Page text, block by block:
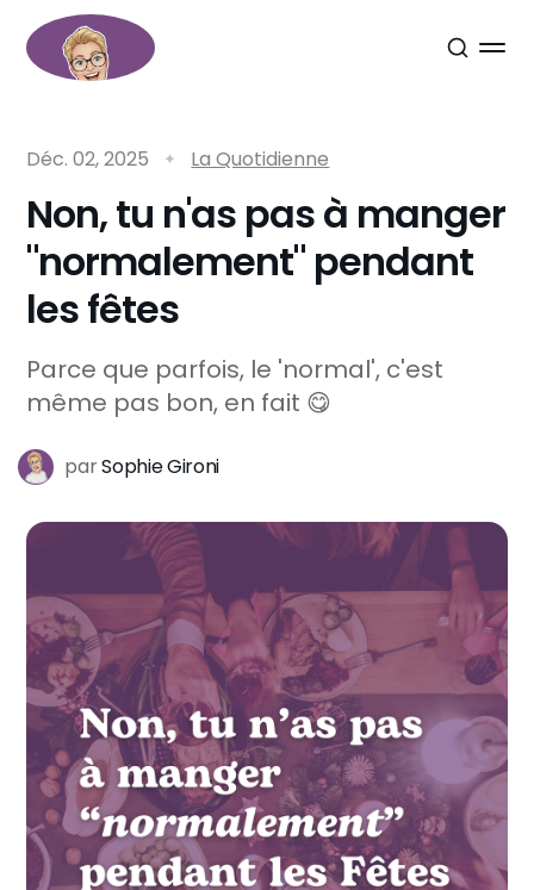
Déc. 02, 2025 La Quotidienne
Non, tu n'as pas à manger
"normalement" pendant
les fêtes
Parce que parfois, le 'normal', c'est
même pas bon, en fait 😋
parSophie Gironi